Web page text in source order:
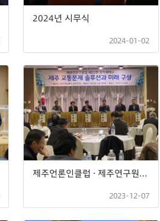
2024년 시무식
2024-01-02
제주언론인클럽 · 제주연구원 제21회 정기 세미나
2023-12-07